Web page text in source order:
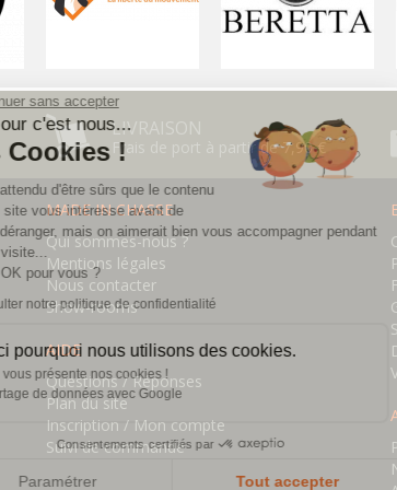
LIVRAISON
Frais de port à partir de 7,90 €
MADE IN CHASSE
Qui sommes-nous ?
Mentions légales
Nous contacter
Show-rooms
AIDE
Questions / Réponses
Plan du site
Inscription / Mon compte
Suivi de commande
Continuer sans accepter
Bonjour c'est nous...
les Cookies !
On a attendu d'être sûrs que le contenu
de ce site vous intéresse avant de
vous déranger, mais on aimerait bien vous
votre visite...
C'est OK pour vous ?
Consulter notre politique de confidentialité
Voici pourquoi nous utilisons des cookies.
On vous présente nos cookies !
Partage de données avec Google
Consentements certifiés par
Paramétrer Tout